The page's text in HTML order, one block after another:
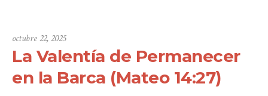
octubre 22, 2025
La Valentía de Permanecer
en la Barca (Mateo 14:27)